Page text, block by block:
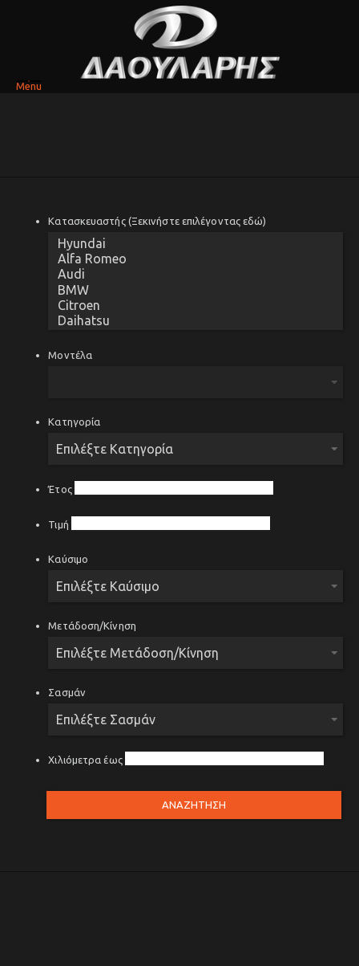
Menu
Κατασκευαστής (Ξεκινήστε επιλέγοντας εδώ)
Μοντέλα
Κατηγορία
Έτος
Τιμή
Καύσιμο
Μετάδοση/Κίνηση
Σασμάν
Χιλιόμετρα έως
ΑΝΑΖΗΤΗΣΗ